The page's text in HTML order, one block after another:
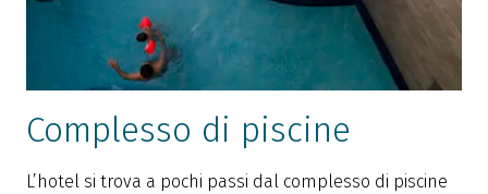
Complesso di piscine
L’hotel si trova a pochi passi dal complesso di piscine